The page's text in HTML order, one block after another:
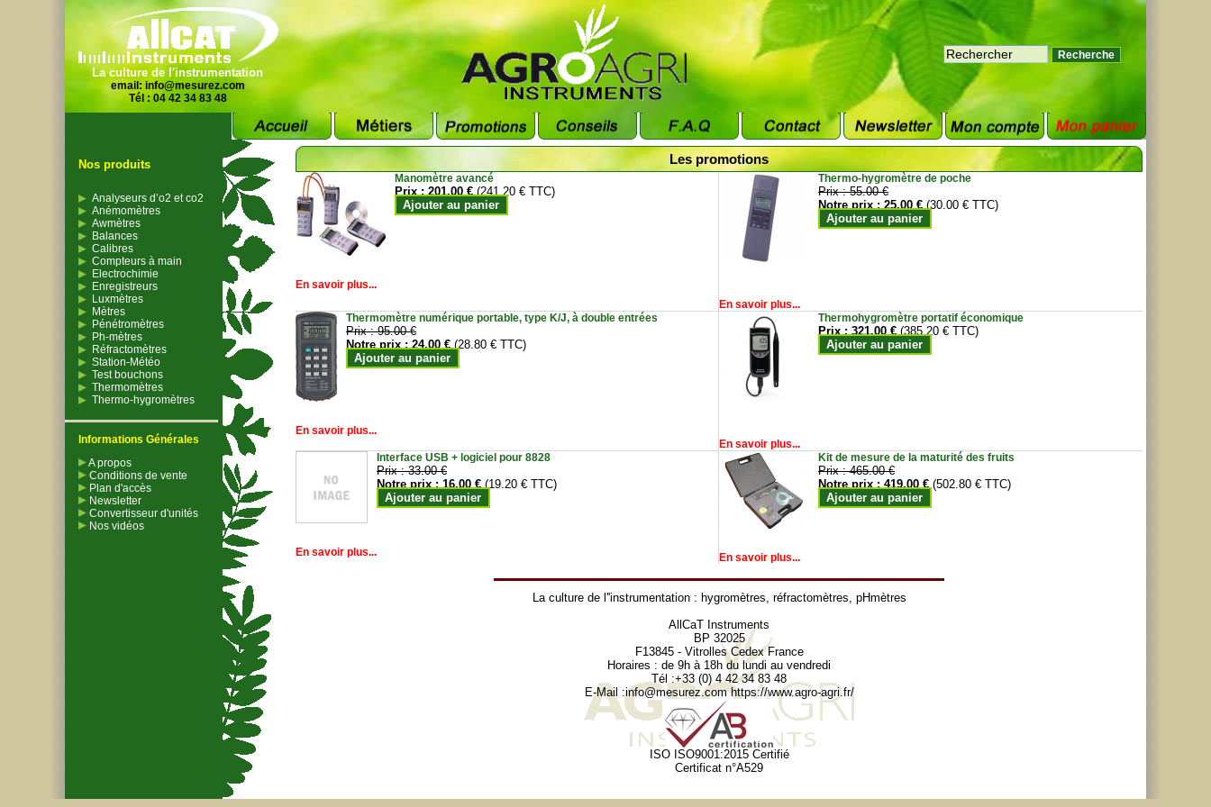
La culture de l'instrumentation
email: info@mesurez.com
Tél : 04 42 34 83 48
Nos produits
Analyseurs d’o2 et co2
Anémomètres
Awmètres
Balances
Calibres
Compteurs à main
Electrochimie
Enregistreurs
Luxmètres
Mètres
Pénétromètres
Ph-mètres
Réfractomètres
Station-Météo
Test bouchons
Thermomètres
Thermo-hygromètres
Informations Générales
A propos
Conditions de vente
Plan d'accès
Newsletter
Convertisseur d'unités
Nos vidéos
Les promotions
Manomètre avancé
Prix :201.00 € (241.20 € TTC)
Ajouter au panier
En savoir plus...
Thermo-hygromètre de poche
Prix :55.00 €
Notre prix :25.00 € (30.00 € TTC)
Ajouter au panier
En savoir plus...
Thermomètre numérique portable, type K/J, à double entrées
Prix :95.00 €
Notre prix :24.00 € (28.80 € TTC)
Ajouter au panier
En savoir plus...
Thermohygromètre portatif économique
Prix :321.00 € (385.20 € TTC)
Ajouter au panier
En savoir plus...
Interface USB + logiciel pour 8828
Prix :33.00 €
Notre prix :16.00 € (19.20 € TTC)
Ajouter au panier
En savoir plus...
Kit de mesure de la maturité des fruits
Prix :465.00 €
Notre prix :419.00 € (502.80 € TTC)
Ajouter au panier
En savoir plus...
La culture de l''instrumentation : hygromètres, réfractomètres, pHmètres
AllCaT Instruments
BP 32025
F13845 - Vitrolles Cedex France
Horaires : de 9h à 18h du lundi au vendredi
Tél :+33 (0) 4 42 34 83 48
E-Mail :info@mesurez.com https://www.agro-agri.fr/
ISO ISO9001:2015 Certifié
Certificat n°A529